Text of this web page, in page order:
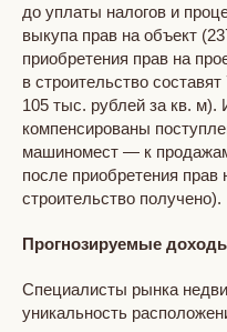
до уплаты налогов и
выкупа прав на объект
приобретения прав на
в строительство
105 тыс. рублей за кв. м).
компенсированы
машиномест — к
после приобретения прав
строительство получено).
Прогнозируемые
Специалисты рынка
уникальность